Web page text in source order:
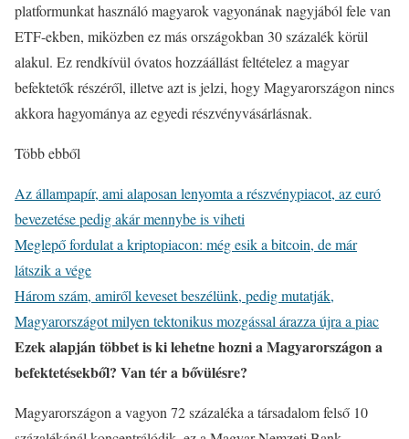
platformunkat használó magyarok vagyonának nagyjából fele van
ETF-ekben, miközben ez más országokban 30 százalék körül
alakul. Ez rendkívül óvatos hozzáállást feltételez a magyar
befektetők részéről, illetve azt is jelzi, hogy Magyarországon nincs
akkora hagyománya az egyedi részvényvásárlásnak.
Több ebből
Az állampapír, ami alaposan lenyomta a részvénypiacot, az euró
bevezetése pedig akár mennybe is viheti
Meglepő fordulat a kriptopiacon: még esik a bitcoin, de már
látszik a vége
Három szám, amiről keveset beszélünk, pedig mutatják,
Magyarországot milyen tektonikus mozgással árazza újra a piac
Ezek alapján többet is ki lehetne hozni a Magyarországon a
befektetésekből? Van tér a bővülésre?
Magyarországon a vagyon 72 százaléka a társadalom felső 10